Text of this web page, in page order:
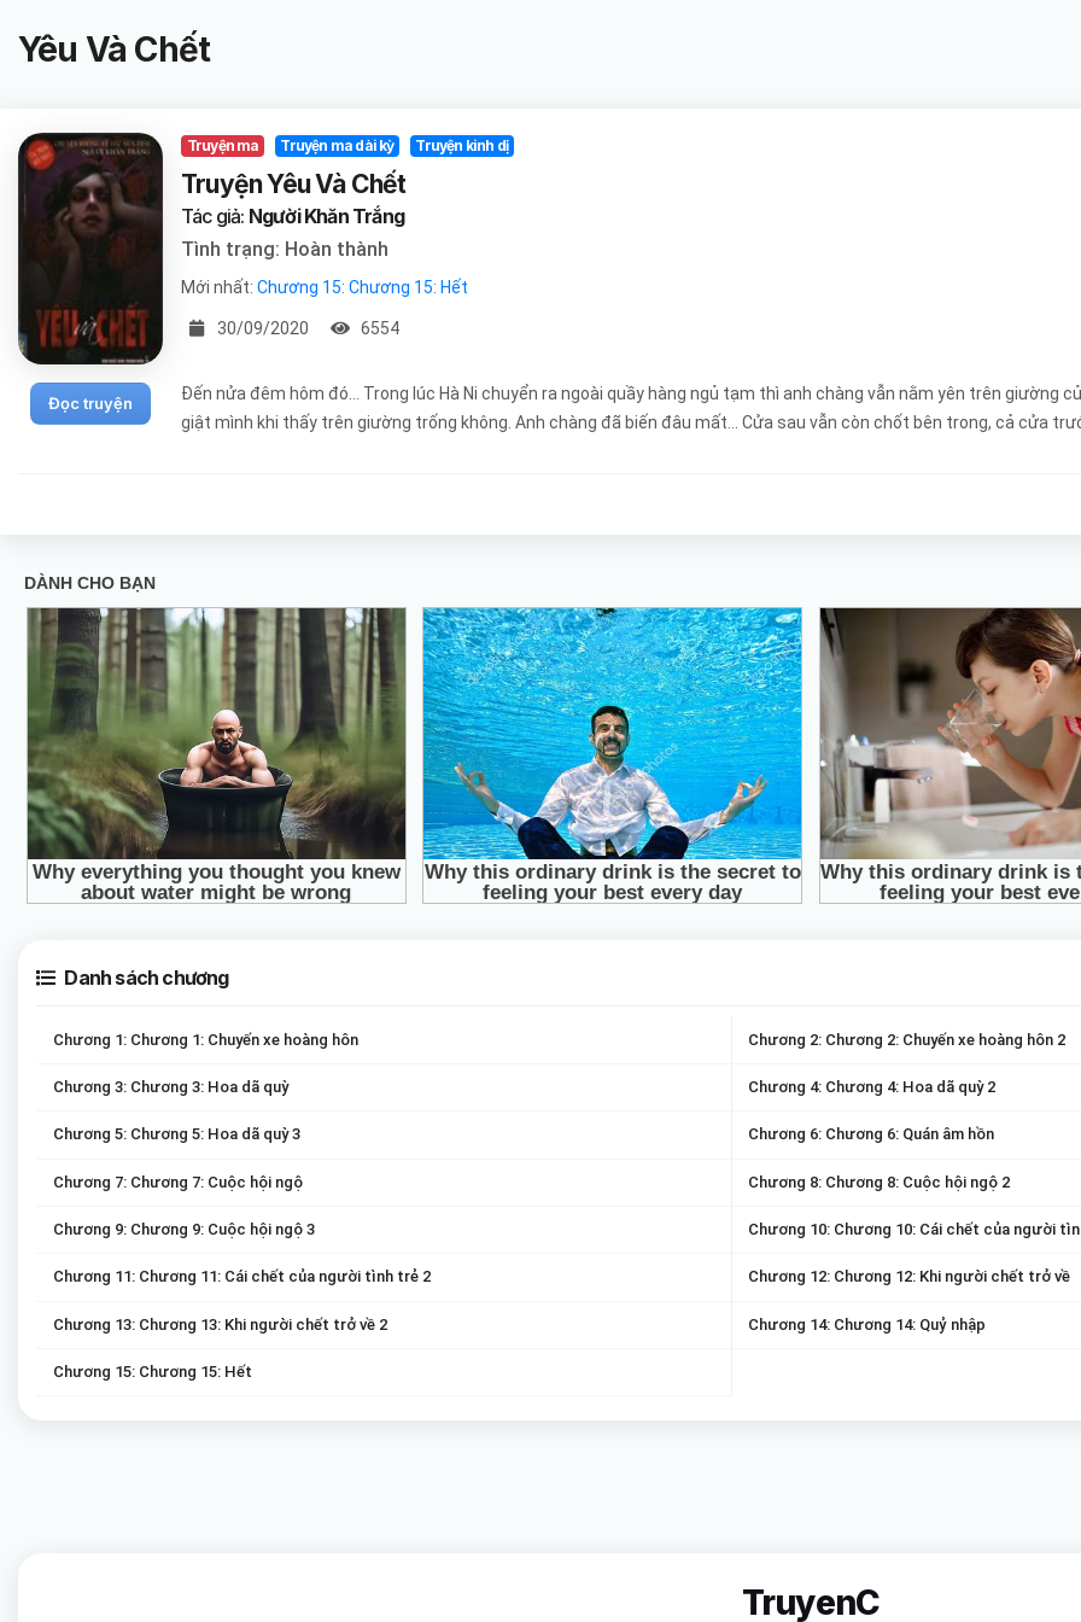
Yêu Và Chết
Đọc truyện
Truyện ma Truyện ma dài kỳ Truyện kinh dị
Truyện Yêu Và Chết
Tác giả: Người Khăn Trắng
Tình trạng: Hoàn thành
Mới nhất: Chương 15: Chương 15: Hết
30/09/2020 6554
Đến nửa đêm hôm đó... Trong lúc Hà Ni chuyển ra ngoài quầy hàng ngủ tạm thì anh chàng vẫn nằm yên trên giường
giật mình khi thấy trên giường trống không. Anh chàng đã biến đâu mất... Cửa sau vẫn còn chốt bên trong, cả cửa
Danh sách chương
Chương 1: Chương 1: Chuyến xe hoàng hôn Chương 2: Chương 2: Chuyến xe hoàng hôn 2
Chương 3: Chương 3: Hoa dã quỳ Chương 4: Chương 4: Hoa dã quỳ 2
Chương 5: Chương 5: Hoa dã quỳ 3 Chương 6: Chương 6: Quán âm hồn
Chương 7: Chương 7: Cuộc hội ngộ Chương 8: Chương 8: Cuộc hội ngộ 2
Chương 9: Chương 9: Cuộc hội ngộ 3 Chương 10: Chương 10: Cái chết của người
Chương 11: Chương 11: Cái chết của người tình trẻ 2 Chương 12: Chương 12: Khi người chết trở về
Chương 13: Chương 13: Khi người chết trở về 2 Chương 14: Chương 14: Quỷ nhập
Chương 15: Chương 15: Hết
TruyenC